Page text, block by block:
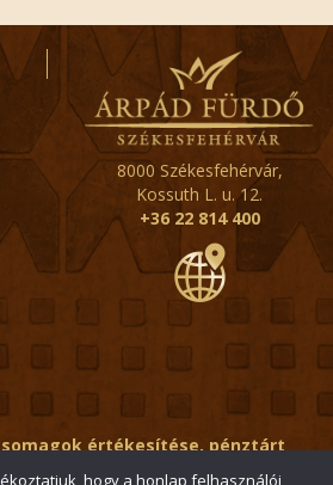
8000 Székesfehérvár,
Kossuth L. u. 12.
+36 22 814 400
értékesítése, pénztárt
arpadfurdo.hu
hogy a honlap felhasználói